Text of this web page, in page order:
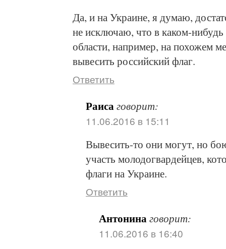
Да, и на Украине, я думаю,
не исключаю, что в каком-нибудь
области, например, на похожем
вывесить российский флаг.
Ответить
Раисаговорит:
11.06.2016 в 15:11
Вывесить-то они могут, но
участь молодогвардейцев,
флаги на Украине.
Ответить
Антонинаговорит:
11.06.2016 в 16:40